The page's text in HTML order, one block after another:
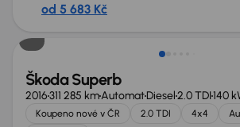
od 5 683 Kč
Škoda Superb
2016311 285 kmAutomatDiesel2.0 TDI140
Koupeno nové v ČR 2.0 TDI 4x4